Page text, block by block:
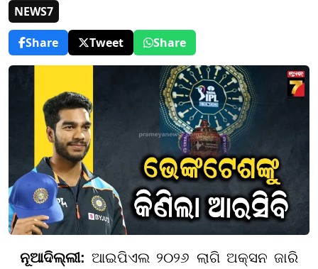
NEWS7
Share
Tweet Share
ନୂଆଦିଲ୍ଲୀ:ଆଇପିଏଲ ୨୦୨୬ ଲାଗି ଅକ୍ସନ ଜାରି